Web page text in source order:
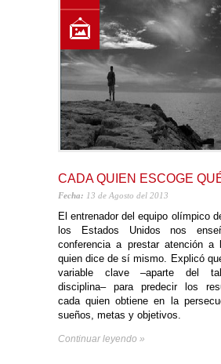
CADA QUIEN ESCOGE
Fecha: 13 de Agosto del 2013
El entrenador del equipo olímpico
los Estados Unidos nos
conferencia a prestar atención a
quien dice de sí mismo. Explicó
variable clave –aparte del
disciplina– para predecir los
cada quien obtiene en la
sueños, metas y objetivos.
Continuar leyendo »